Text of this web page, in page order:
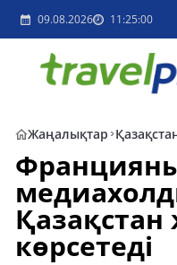
09.08.2026 11:25:00
Жаңалықтар
көрсетеді